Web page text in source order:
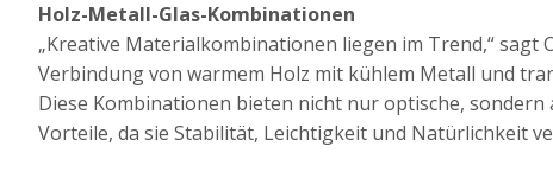
Holz-Metall-Glas-Kombinationen
„Kreative Materialkombinationen liegen im Trend,“ sagt
Verbindung von warmem Holz mit kühlem Metall und
Diese Kombinationen bieten nicht nur optische,
Vorteile, da sie Stabilität, Leichtigkeit und Natürlichkeit